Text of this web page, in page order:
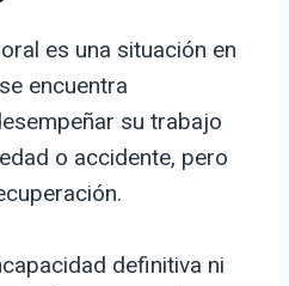
es una situación en
encuentra
su trabajo
o accidente, pero
definitiva ni